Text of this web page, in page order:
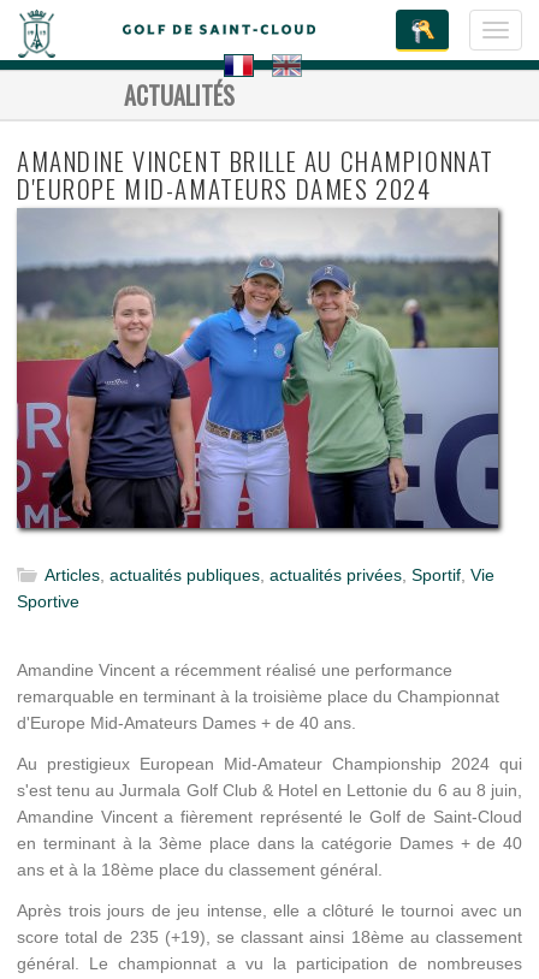
ACTUALITÉS
AMANDINE VINCENT BRILLE AU CHAMPIONNAT
D'EUROPE MID-AMATEURS DAMES 2024
Articles actualités publiques actualités privées Sportif Vie
Sportive
Amandine Vincent a récemment réalisé une performance
remarquable en terminant à la troisième place du Championnat
d'Europe Mid-Amateurs Dames + de 40 ans.
Au prestigieux European Mid-Amateur Championship 2024 qui
s'est tenu au Jurmala Golf Club & Hotel en Lettonie du 6 au 8 juin,
Amandine Vincent a fièrement représenté le Golf de Saint-Cloud
en terminant à la 3ème place dans la catégorie Dames + de 40
ans et à la 18ème place du classement général.
Après trois jours de jeu intense, elle a clôturé le tournoi avec un
score total de 235 (+19), se classant ainsi 18ème au classement
général. Le championnat a vu la participation de nombreuses